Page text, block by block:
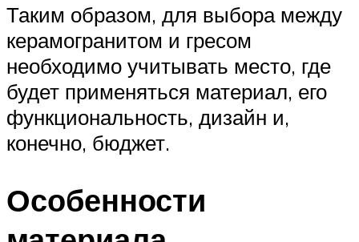
Таким образом, для выбора между
керамогранитом и гресом
необходимо учитывать место, где
будет применяться материал, его
функциональность, дизайн и,
конечно, бюджет.
Особенности